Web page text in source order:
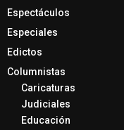
Espectáculos
Especiales
Edictos
Columnistas
Caricaturas
Judiciales
Educación